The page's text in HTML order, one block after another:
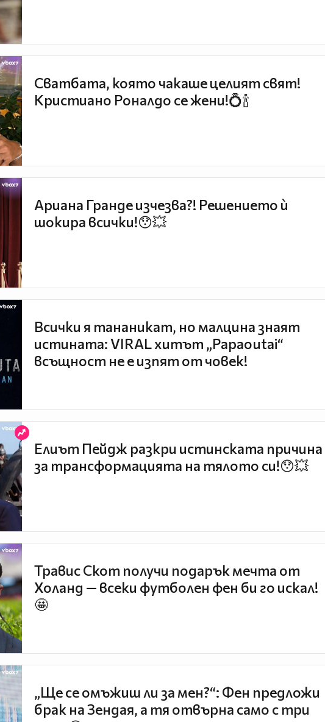
Сватбата, която чакаше целият свят!
Кристиано Роналдо се жени!💍🍾
Ариана Гранде изчезва?! Решението ѝ
шокира всички!😯💥
Всички я тананикат, но малцина знаят
истината: VIRAL хитът „Papaoutai“
всъщност не е изпят от човек!
Елиът Пейдж разкри истинската причина
за трансформацията на тялото си!😯💥
Травис Скот получи подарък мечта от
Холанд — всеки футболен фен би го искал!
🤩
„Ще се омъжиш ли за мен?“: Фен предложи
брак на Зендая, а тя отвърна само с три